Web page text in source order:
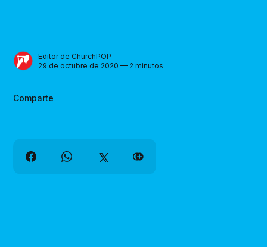
Editor de ChurchPOP
29 de octubre de 2020 — 2 minutos
Comparte